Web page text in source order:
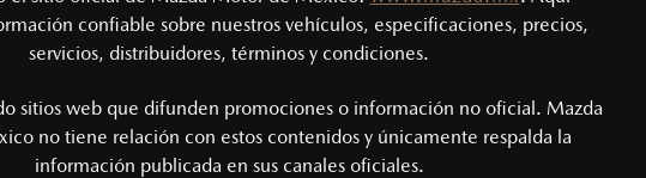
confiable sobre nuestros vehículos, especificaciones, precios,
servicios, distribuidores, términos y condiciones.
sitios web que difunden promociones o información no oficial. Mazda
no tiene relación con estos contenidos y únicamente respalda la
información publicada en sus canales oficiales.